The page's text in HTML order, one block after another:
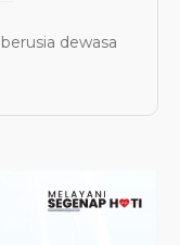
dewasa